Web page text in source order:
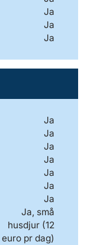
Ja
Ja
Ja
Ja
Ja
Ja
Ja
Ja
Ja
Ja
Ja, små
husdjur (12
euro pr dag)